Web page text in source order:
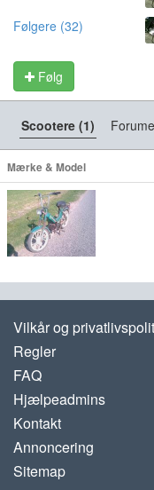
Følgere (32)
Følg
Scootere (1)
Mærke & Model
Vilkår og
Regler
FAQ
Hjælpeadmins
Kontakt
Annoncering
Sitemap